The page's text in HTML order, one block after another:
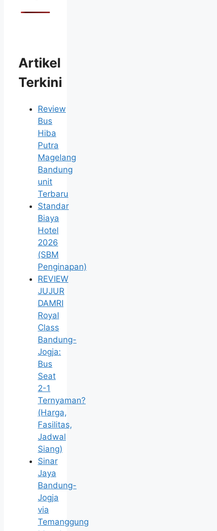
Artikel
Terkini
Review
Bus
Hiba
Putra
Magelang
Bandung
unit
Terbaru
Standar
Biaya
Hotel
2026
(SBM
Penginapan)
REVIEW
JUJUR
DAMRI
Royal
Class
Bandung-
Jogja:
Bus
Seat
2-1
Ternyaman?
(Harga,
Fasilitas,
Jadwal
Siang)
Sinar
Jaya
Bandung-
Jogja
via
Temanggung